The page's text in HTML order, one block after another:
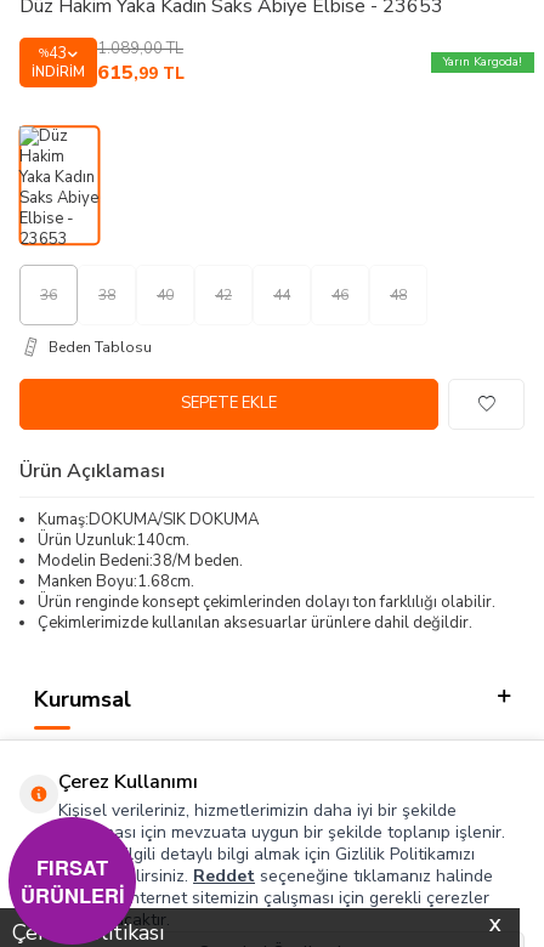
X
Çerez Politikası
Düz Hakim Yaka Kadın Saks Abiye Elbise - 23653
%43
İNDIRIM
1.089,00TL
615,99 TL
Yarın Kargoda!
36 38 40 42 44 46 48
Beden Tablosu
SEPETE EKLE
Ürün Açıklaması
Kumaş:DOKUMA/SIK DOKUMA
Ürün Uzunluk:140cm.
Modelin Bedeni:38/M beden.
Manken Boyu:1.68cm.
Ürün renginde konsept çekimlerinden dolayı ton farklılığı olabilir.
Çekimlerimizde kullanılan aksesuarlar ürünlere dahil değildir.
Kurumsal
Hızlı Erişim
Sosyal
Adres & İletişim
Çerez Kullanımı
Kişisel verileriniz, hizmetlerimizin daha iyi bir şekilde
sunulması için mevzuata uygun bir şekilde toplanıp işlenir.
Konuyla ilgili detaylı bilgi almak için Gizlilik Politikamızı
inceleyebilirsiniz. Reddet seçeneğine tıklamanız halinde
yalnızca internet sitemizin çalışması için gerekli çerezler
kullanılacaktır.
FIRSAT
ÜRÜNLERİ